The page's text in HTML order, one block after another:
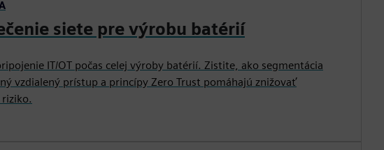
siete pre výrobu batérií
IT/OT počas celej výroby batérií. Zistite, ako segmentácia
vzdialený prístup a princípy Zero Trust pomáhajú znižovať